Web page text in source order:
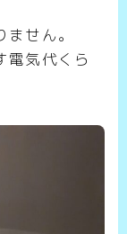
せん。
電気代くら